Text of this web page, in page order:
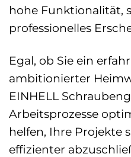
hohe Funktionalität,
professionelles
Egal, ob Sie ein
ambitionierter
EINHELL
Arbeitsprozesse
helfen, Ihre Projekte
effizienter